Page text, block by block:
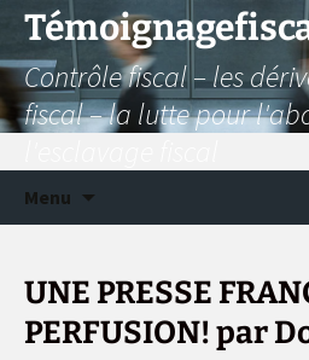
Aller
contenu
Contrôle fiscal – les
fiscal – la lutte pour
Menu
UNE PRESSE
PERFUSION! par